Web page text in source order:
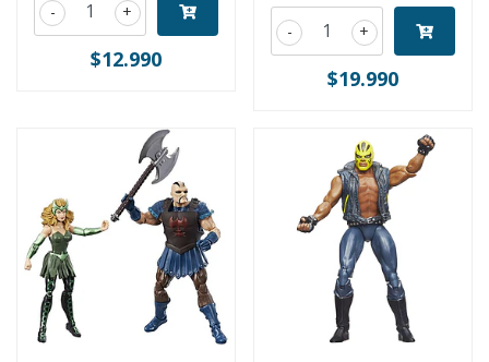
+
-
$12.990
+
-
$19.990